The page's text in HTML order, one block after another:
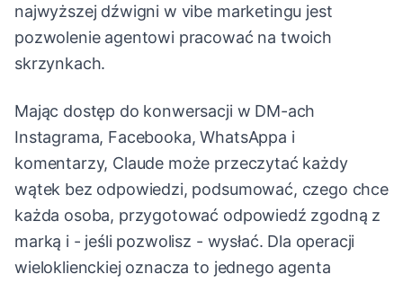
najwyższej dźwigni w vibe marketingu jest
pozwolenie agentowi pracować na twoich
skrzynkach.
Mając dostęp do konwersacji w DM-ach
Instagrama, Facebooka, WhatsAppa i
komentarzy, Claude może przeczytać każdy
wątek bez odpowiedzi, podsumować, czego chce
każda osoba, przygotować odpowiedź zgodną z
marką i - jeśli pozwolisz - wysłać. Dla operacji
wieloklienckiej oznacza to jednego agenta